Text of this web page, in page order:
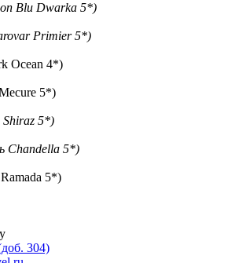
Blu Dwarka 5*)
Primier 5*)
Ocean 4*)
5*)
Shiraz 5*)
Chandella 5*)
5*)
304)